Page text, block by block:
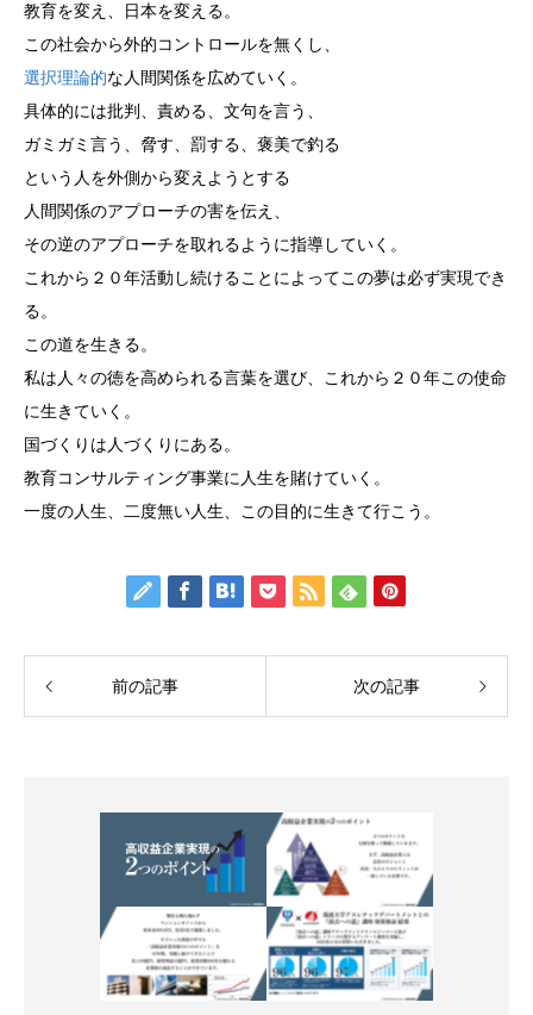
教育を変え、日本を変える。
この社会から外的コントロールを無くし、
選択理論的な人間関係を広めていく。
具体的には批判、責める、文句を言う、
ガミガミ言う、脅す、罰する、褒美で釣る
という人を外側から変えようとする
人間関係のアプローチの害を伝え、
その逆のアプローチを取れるように指導していく。
これから２０年活動し続けることによってこの夢は必ず実現でき
る。
この道を生きる。
私は人々の徳を高められる言葉を選び、これから２０年この使命
に生きていく。
国づくりは人づくりにある。
教育コンサルティング事業に人生を賭けていく。
一度の人生、二度無い人生、この目的に生きて行こう。
前の記事 次の記事